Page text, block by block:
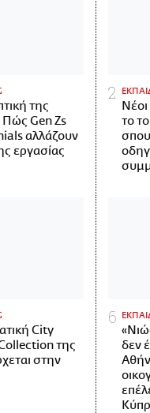
της
Πώς Gen Zs
αλλάζουν
εργασίας
το
City
της
στην
δεν